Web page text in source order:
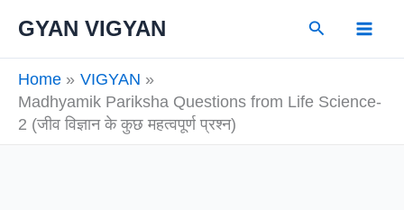
GYAN VIGYAN Search
Home
VIGYAN
Madhyamik Pariksha Questions from Life Science-
2 (जीव विज्ञान के कुछ महत्वपूर्ण प्रश्न)